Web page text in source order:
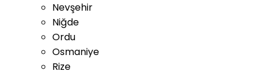
Nevşehir
Niğde
Ordu
Osmaniye
Rize